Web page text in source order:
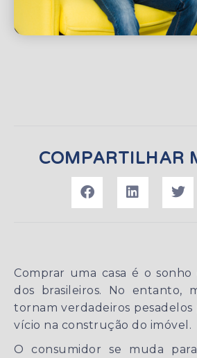
COMPARTILHAR
Comprar uma casa é o
dos brasileiros. No entanto,
tornam verdadeiros
vício na construção do imóvel.
O consumidor se muda